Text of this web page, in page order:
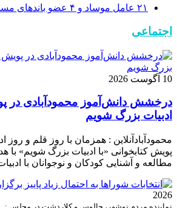
۲۱ عامل موساد و ۴ عضو باند‌های مسلح بازداشت شدند
اجتماعی
10 آگوست 2026
درخشش دانش‌آموز محمودآبادی در
ادبیات بزرگ شویم
محمودآبادآنلاین : همزمان با روز قلم و روز
پویش کتابخوانی «با ادبیات بزرگ شویم» با
مطالعه و آشنایی کودکان و نوجوانان با
2026